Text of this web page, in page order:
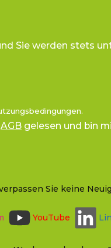
Sie werden stets
.
AGB gelesen und bin
Sie keine
YouTube